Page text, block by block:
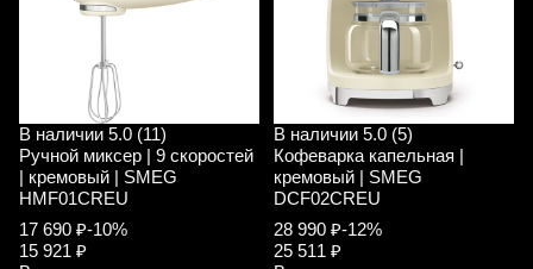
В наличии 5.0 (11)
Ручной миксер | 9 скоростей
| кремовый | SMEG
HMF01CREU
17 690 ₽-10%
15 921 ₽
В наличии 5.0 (5)
Кофеварка капельная |
кремовый | SMEG
DCF02CREU
28 990 ₽-12%
25 511 ₽